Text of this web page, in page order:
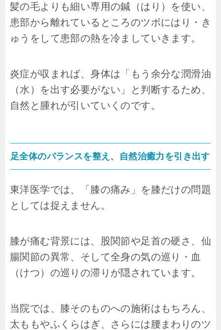
髪の毛よりも細い専用の鍼（はり）を使い、
患部から離れているところのツボにはり・き
ゅうをして患部の熱を冷ましていきます。
炎症が収まれば、身体は「もう余分な潤滑油
（水）を出す必要がない」と判断するため、
自然と腫れが引いていくのです。
足全体のバランスを整え、自然治癒力を引き出す
東洋医学では、「膝の痛み」を膝だけの問題
としては捉えません。
膝が痛む背景には、股関節や足首の硬さ、仙
腸関節の異常、そして全身の気の巡り・血
（けつ）の巡りの滞りが隠されています。
当院では、膝そのものへの施術はもちろん、
太ももやふくらはぎ、さらには腰まわりのツ